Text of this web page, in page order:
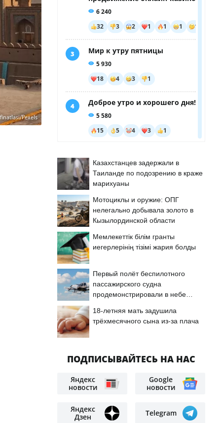
Pexels
Казахстанцев задержали в
Таиланде по подозрению в краже
марихуаны
Мотоциклы и оружие: ОПГ
нелегально добывала золото в
Кызылординской области
Мемлекеттік білім гранты
иегерлерінің тізімі жария болды
Первый полёт беспилотного
пассажирского судна
продемонстрировали в небе
18-летняя мать задушила
трёхмесячного сына из-за плача
ПОДПИСЫВАЙТЕСЬ НА НАС
Яндекс
новости
Google
новости
Яндекс
Дзен
Telegram